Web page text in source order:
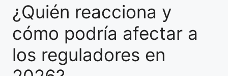
¿Quién reacciona y
cómo podría afectar a
los reguladores en